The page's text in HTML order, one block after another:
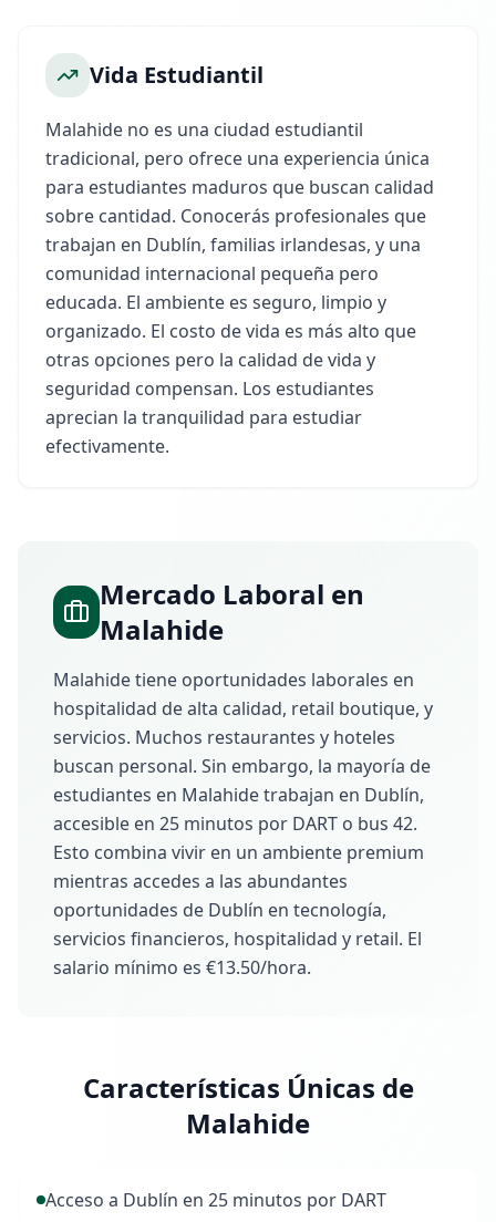
Vida Estudiantil
Malahide no es una ciudad estudiantil
tradicional, pero ofrece una experiencia única
para estudiantes maduros que buscan calidad
sobre cantidad. Conocerás profesionales que
trabajan en Dublín, familias irlandesas, y una
comunidad internacional pequeña pero
educada. El ambiente es seguro, limpio y
organizado. El costo de vida es más alto que
otras opciones pero la calidad de vida y
seguridad compensan. Los estudiantes
aprecian la tranquilidad para estudiar
efectivamente.
Mercado Laboral en
Malahide
Malahide tiene oportunidades laborales en
hospitalidad de alta calidad, retail boutique, y
servicios. Muchos restaurantes y hoteles
buscan personal. Sin embargo, la mayoría de
estudiantes en Malahide trabajan en Dublín,
accesible en 25 minutos por DART o bus 42.
Esto combina vivir en un ambiente premium
mientras accedes a las abundantes
oportunidades de Dublín en tecnología,
servicios financieros, hospitalidad y retail. El
salario mínimo es €13.50/hora.
Características Únicas de
Malahide
Acceso a Dublín en 25 minutos por DART